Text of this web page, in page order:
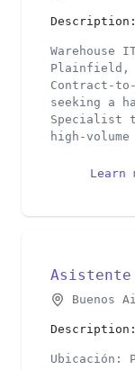
Description:
Warehouse
Plainfield,
Contract-
seeking a
Specialist
high-
Learn
Buenos
Description:
Ubicación: